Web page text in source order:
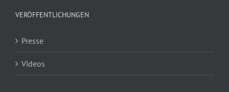
VERÖFFENTLICHUNGEN
Presse
Videos